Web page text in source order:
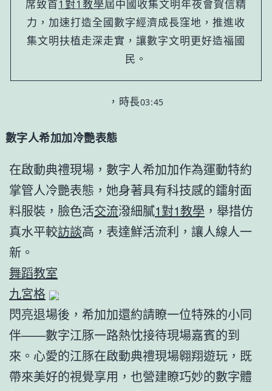
席致首1對1教學屆中國收集文明年夜會賀信精
力，加速打造全國數字經濟成長窪地，推進收
集文明扶植走深走實，讓數字文明更好造福國
民。
，時長03:45
數字人希加加冷艷表態
在啟動典禮現場，數字人希加加作為運動特約
掌管人冷艷表態，她身著具有科技感的鐳射面
料服裝，臉色活交流潑細膩1對1教學 ，舉措仿
真水平較訪談高，表達鮮活流利，讓人線人一
新。
舞蹈教室
九宮格
閃亮退場後，希加加還約請瞭一位特殊的小同
伴——數字江豚一路熱忱接待現場嘉賓的到
來。心愛的江豚在啟動典禮現場翱翔遊玩，既
帶來美好的視覺享用，也營建瞭巧妙的數字體